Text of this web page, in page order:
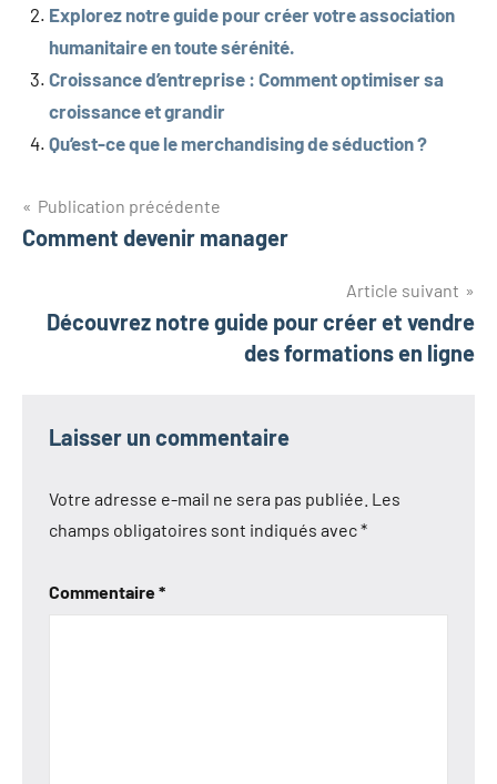
Explorez notre guide pour créer votre association
humanitaire en toute sérénité.
Croissance d’entreprise : Comment optimiser sa
croissance et grandir
Qu’est-ce que le merchandising de séduction ?
Publication précédente
Comment devenir manager
Article suivant
Découvrez notre guide pour créer et vendre
des formations en ligne
Laisser un commentaire
Votre adresse e-mail ne sera pas publiée. Les
champs obligatoires sont indiqués avec*
Commentaire*